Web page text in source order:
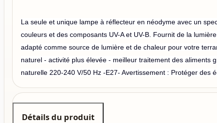
La seule et unique lampe à réflecteur en néodyme avec un
couleurs et des composants UV-A et UV-B. Fournit de la
adapté comme source de lumière et de chaleur pour votre
naturel - activité plus élevée - meilleur traitement des aliments
naturelle 220-240 V/50 Hz -E27- Avertissement : Protéger des
Détails du produit